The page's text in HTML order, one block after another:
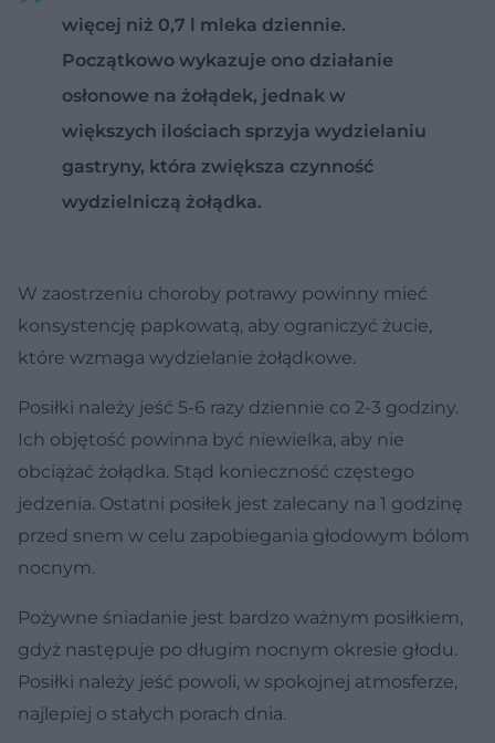
więcej niż 0,7 l mleka dziennie.
Początkowo wykazuje ono działanie
osłonowe na żołądek, jednak w
większych ilościach sprzyja wydzielaniu
gastryny, która zwiększa czynność
wydzielniczą żołądka.
W zaostrzeniu choroby potrawy powinny mieć
konsystencję papkowatą, aby ograniczyć żucie,
które wzmaga wydzielanie żołądkowe.
Posiłki należy jeść 5-6 razy dziennie co 2-3 godziny.
Ich objętość powinna być niewielka, aby nie
obciążać żołądka. Stąd konieczność częstego
jedzenia. Ostatni posiłek jest zalecany na 1 godzinę
przed snem w celu zapobiegania głodowym bólom
nocnym.
Pożywne śniadanie jest bardzo ważnym posiłkiem,
gdyż następuje po długim nocnym okresie głodu.
Posiłki należy jeść powoli, w spokojnej atmosferze,
najlepiej o stałych porach dnia.